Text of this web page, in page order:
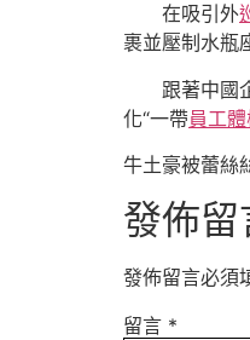
在吸引外
裹並壓制水瓶
跟著中國
化“一帶員工
牛土豪被蕾絲
發佈留
發佈留言必須
留言 *